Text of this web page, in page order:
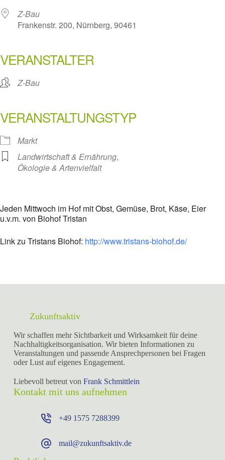
Z-Bau
Frankenstr. 200, Nürnberg, 90461
VERANSTALTER
Z-Bau
VERANSTALTUNGSTYP
Markt
Landwirtschaft & Ernährung,
Ökologie & Artenvielfalt
Jeden Mittwoch im Hof mit Obst, Gemüse, Brot, Käse, Eier
u.v.m. von Biohof Tristan
Link zu Tristans Biohof: http://www.tristans-biohof.de/
Zukunftsaktiv
Wir schaffen mehr Sichtbarkeit und Wirksamkeit für deine
Nachhaltigkeitsorganisation. Wir bieten Informationen zu
Veranstaltungen und passende Ansprechpersonen bei Fragen
oder Lust auf eigenes Engagement.
Liebevoll betreut von Frank Schmittlein
Kontakt mit uns aufnehmen
+49 ⁨1575 7288399⁩
mail@zukunftsaktiv.de